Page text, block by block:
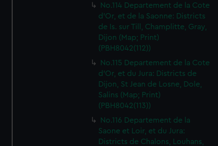
No.114 Departement de la Cote
d'Or, et de la Saonne: Districts
de Is. sur Till, Champlitte, Gray,
Dijon (Map; Print)
(PBH8042(112))
No.115 Departement de la Cote
d'Or, et du Jura: Districts de
Dijon, St Jean de Losne, Dole,
Salins (Map; Print)
(PBH8042(113))
No.116 Departement de la
Saone et Loir, et du Jura:
Districts de Chalons, Louhans,